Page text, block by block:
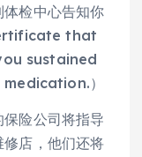
检中心告知你
that
sustained
）
险公司将指导
店，他们还将